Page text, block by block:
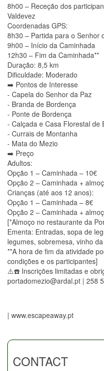
8h00 – Receção dos
Valdevez
Coordenadas GPS:
8h30 – Partida para o Senhor
9h00 – Início da Caminhada
12h30 – Fim da Caminhada**
Duração: 8,5 km
Dificuldade: Moderado
➡️ Pontos de Interesse
- Capela do Senhor da Paz
- Branda de Bordença
- Ponte de Bordença
- Calçada e Casa Florestal de
- Currais de Montanha
- Mata do Mezio
➡️ Preço
Adultos:
Opção 1 – Caminhada – 10€
Opção 2 – Caminhada +
Crianças (até aos 12 anos):
Opção 1 – Caminhada – 8€
Opção 2 – Caminhada +
[*Almoço no restaurante da
Ementa: Entradas, sopa de
legumes, sobremesa, vinho
**A hora de fim da atividade
condições e os participantes]
⚠️☎️ Inscrições limitadas e
portadomezio@ardal.pt | 258
| www.escapeaway.pt
CONTACT